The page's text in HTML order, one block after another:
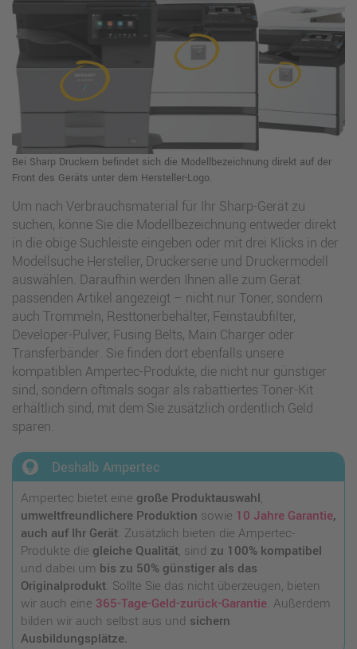
Bei Sharp Druckern befindet sich die Modellbezeichnung direkt auf der
Front des Geräts unter dem Hersteller-Logo.
Um nach Verbrauchsmaterial für Ihr Sharp-Gerät zu
suchen, könne Sie die Modellbezeichnung entweder direkt
in die obige Suchleiste eingeben oder mit drei Klicks in der
Modellsuche Hersteller, Druckerserie und Druckermodell
auswählen. Daraufhin werden Ihnen alle zum Gerät
passenden Artikel angezeigt – nicht nur Toner, sondern
auch Trommeln, Resttonerbehälter, Feinstaubfilter,
Developer-Pulver, Fusing Belts, Main Charger oder
Transferbänder. Sie finden dort ebenfalls unsere
kompatiblen Ampertec-Produkte, die nicht nur günstiger
sind, sondern oftmals sogar als rabattiertes Toner-Kit
erhältlich sind, mit dem Sie zusätzlich ordentlich Geld
sparen.
lightbulb_circle Deshalb Ampertec
Ampertec bietet eine große Produktauswahl,
umweltfreundlichere Produktion sowie 10 Jahre Garantie,
auch auf Ihr Gerät. Zusätzlich bieten die Ampertec-
Produkte die gleiche Qualität, sind zu 100% kompatibel
und dabei um bis zu 50% günstiger als das
Originalprodukt. Sollte Sie das nicht überzeugen, bieten
wir auch eine 365-Tage-Geld-zurück-Garantie. Außerdem
bilden wir auch selbst aus und sichern
Ausbildungsplätze.